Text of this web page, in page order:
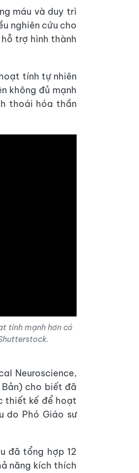
máu và duy trì
nghiên cứu cho
trợ hình thành
tính tự nhiên
không đủ mạnh
thoái hóa thần
tính mạnh hơn có
Neuroscience,
Bản) cho biết đã
thiết kế để hoạt
do Phó Giáo sư
đã tổng hợp 12
năng kích thích